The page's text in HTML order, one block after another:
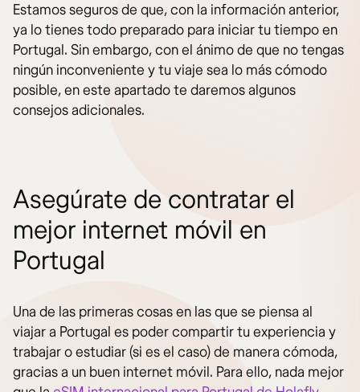
Estamos seguros de que, con la información anterior,
ya lo tienes todo preparado para iniciar tu tiempo en
Portugal. Sin embargo, con el ánimo de que no tengas
ningún inconveniente y tu viaje sea lo más cómodo
posible, en este apartado te daremos algunos
consejos adicionales.
Asegúrate de contratar el
mejor internet móvil en
Portugal
Una de las primeras cosas en las que se piensa al
viajar a Portugal es poder compartir tu experiencia y
trabajar o estudiar (si es el caso) de manera cómoda,
gracias a un buen internet móvil. Para ello, nada mejor